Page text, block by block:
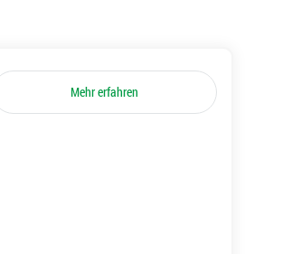
Mehr erfahren